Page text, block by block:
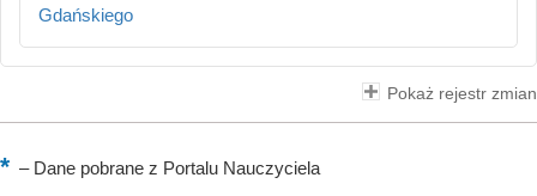
Gdańskiego
Pokaż rejestr zmian
–Dane pobrane z Portalu Nauczyciela